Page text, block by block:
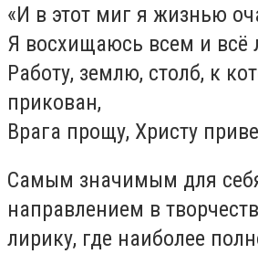
«И в этот миг я жизнью
Я восхищаюсь всем и всё
Работу, землю, столб, к
прикован,
Врага прощу, Христу
Самым значимым для
направлением в
лирику, где наиболее